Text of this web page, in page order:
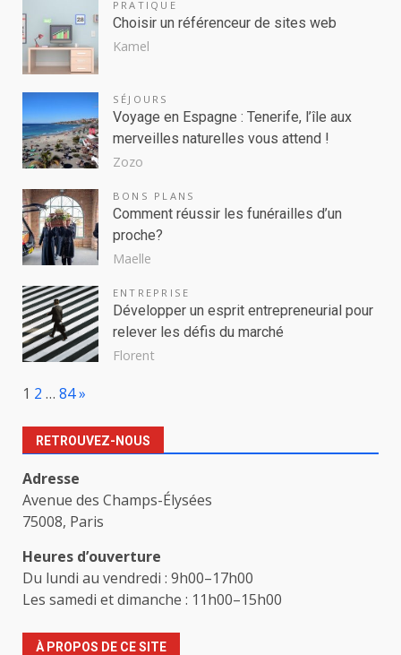
PRATIQUE
Choisir un référenceur de sites web
Kamel
SÉJOURS
Voyage en Espagne : Tenerife, l’île aux
merveilles naturelles vous attend !
Zozo
BONS PLANS
Comment réussir les funérailles d’un
proche?
Maelle
ENTREPRISE
Développer un esprit entrepreneurial pour
relever les défis du marché
Florent
Page:
1 2 … 84Next
»
RETROUVEZ-NOUS
Adresse
Avenue des Champs-Élysées
75008, Paris
Heures d’ouverture
Du lundi au vendredi : 9h00–17h00
Les samedi et dimanche : 11h00–15h00
À PROPOS DE CE SITE